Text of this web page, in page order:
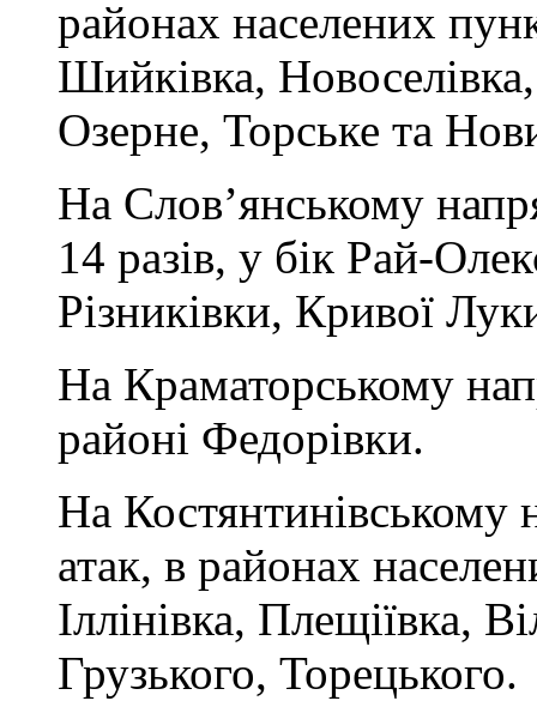
районах населених
Шийківка,
Озерне, Торське та
На Слов’янському
14 разів, у бік Рай-
Різниківки, Кривої
На Краматорському
районі Федорівки.
На Костянтинівському
атак, в районах
Іллінівка, Плещіївка,
Грузького, Торецького.